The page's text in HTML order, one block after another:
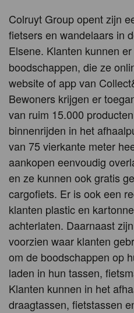
Colruyt Group opent zijn
fietsers en wandelaars in
Elsene. Klanten kunnen
boodschappen, die ze
website of app van
Bewoners krijgen er
van ruim 15.000
binnenrijden in het
van 75 vierkante meter
aankopen eenvoudig
en ze kunnen ook gratis
cargofiets. Er is ook een
klanten plastic en
achterlaten. Daarnaast
voorzien waar klanten
om de boodschappen op
laden in hun tassen,
Klanten kunnen in het
draagtassen, fietstassen